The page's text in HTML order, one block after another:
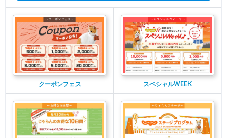
クーポンフェス スペシャルWEEK